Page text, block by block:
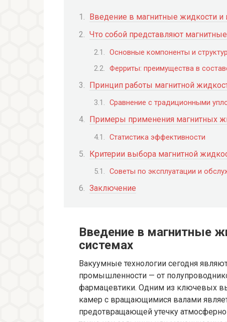
Введение в магнитные жидкости и
Что собой представляют
Основные компоненты и
Ферриты: преимущества в
Принцип работы магнитной
Сравнение с традиционными
Примеры применения магнитных
Статистика эффективности
Критерии выбора магнитной
Советы по эксплуатации и
Заключение
Введение в магнитные
системах
Вакуумные технологии сегодня
промышленности — от
фармацевтики. Одним из ключевых
камер с вращающимися валами
предотвращающей утечку